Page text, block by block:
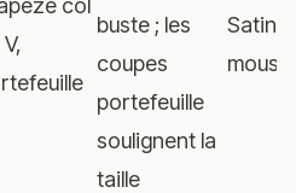
col
buste ; les
coupes
portefeuille
soulignent la
taille
Satin